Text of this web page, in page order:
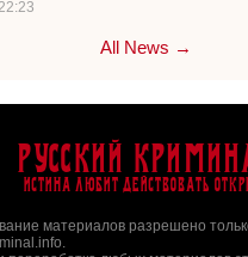
All News →
Русский
Истина любит действовать
материалов разрешено